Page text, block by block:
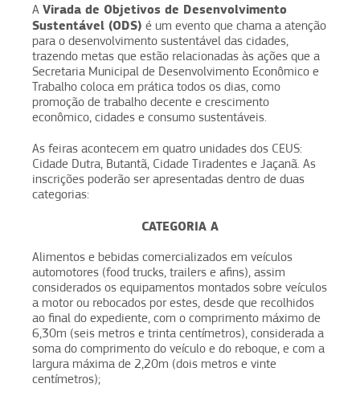
A Virada de Objetivos de Desenvolvimento
Sustentável (ODS) é um evento que chama a atenção
para o desenvolvimento sustentável das cidades,
trazendo metas que estão relacionadas às ações que a
Secretaria Municipal de Desenvolvimento Econômico e
Trabalho coloca em prática todos os dias, como
promoção de trabalho decente e crescimento
econômico, cidades e consumo sustentáveis.
As feiras acontecem em quatro unidades dos CEUS:
Cidade Dutra, Butantã, Cidade Tiradentes e Jaçanã. As
inscrições poderão ser apresentadas dentro de duas
categorias:
CATEGORIA A
Alimentos e bebidas comercializados em veículos
automotores (food trucks, trailers e afins), assim
considerados os equipamentos montados sobre veículos
a motor ou rebocados por estes, desde que recolhidos
ao final do expediente, com o comprimento máximo de
6,30m (seis metros e trinta centímetros), considerada a
soma do comprimento do veículo e do reboque, e com a
largura máxima de 2,20m (dois metros e vinte
centímetros);